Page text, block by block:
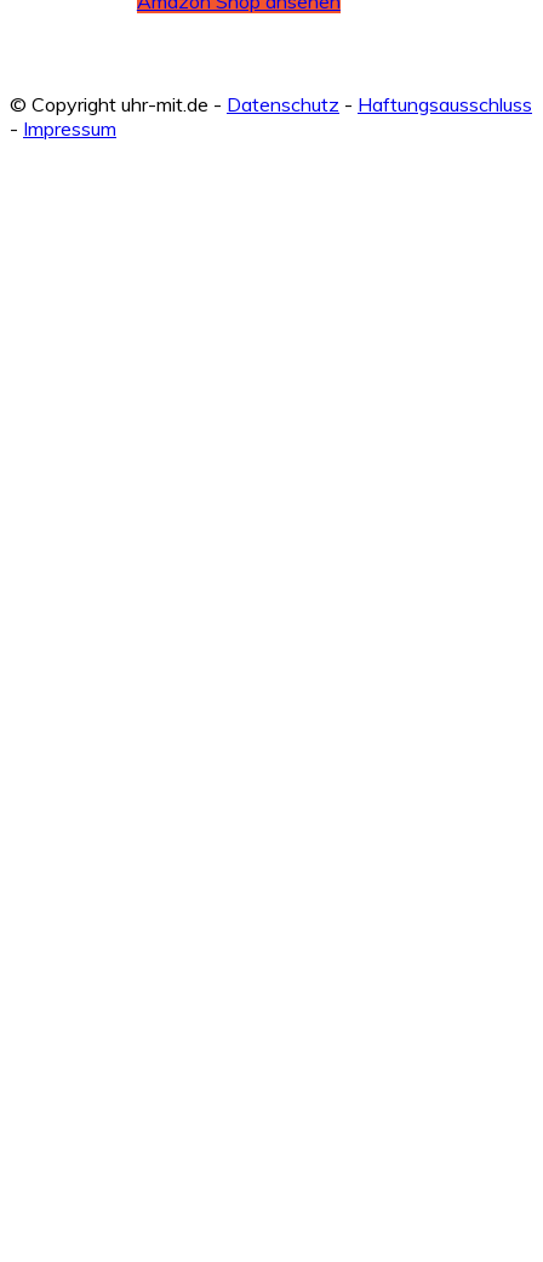
© Copyright uhr-mit.de - Datenschutz - Haftungsausschluss
- Impressum